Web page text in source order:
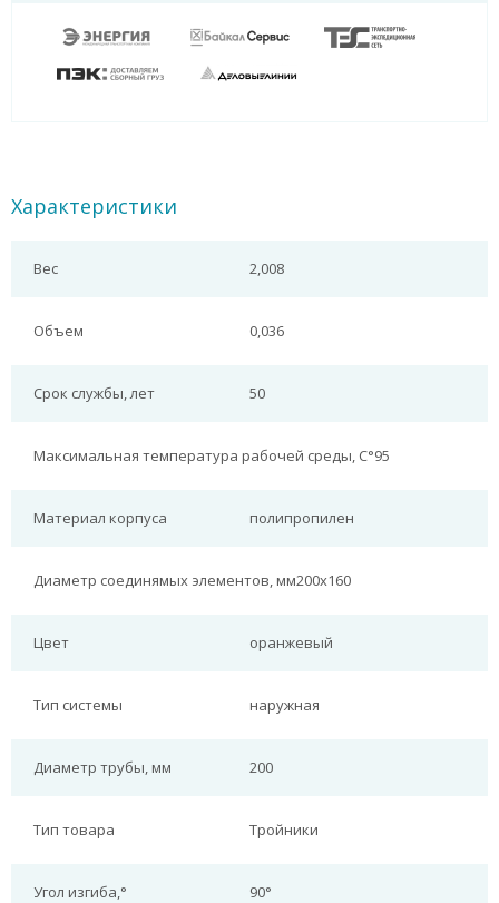
Характеристики
Вес 2,008
Объем 0,036
Срок службы, лет 50
Максимальная температура рабочей среды, С°95
Материал корпуса полипропилен
Диаметр соединямых элементов, мм200х160
Цвет оранжевый
Тип системы наружная
Диаметр трубы, мм 200
Тип товара Тройники
Угол изгиба,° 90°